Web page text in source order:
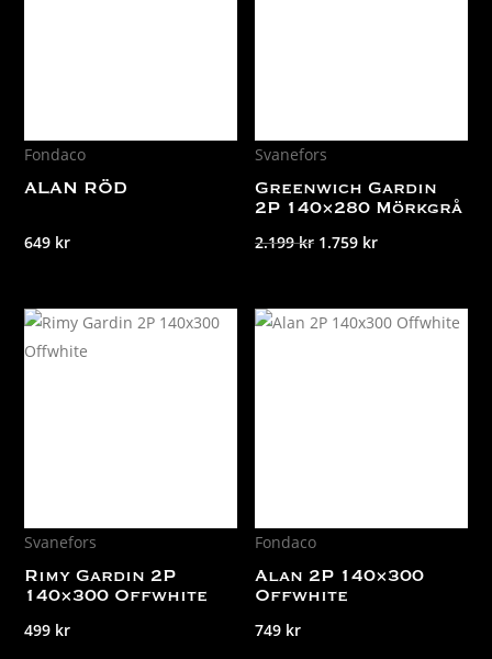
Fondaco
ALAN RÖD
649 kr
Svanefors
Greenwich Gardin
2P 140×280 Mörkgrå
2.199kr Det
var:
1.759 krDet
är:
Svanefors
Rimy Gardin 2P
140×300 Offwhite
499 kr
Fondaco
Alan 2P 140×300
Offwhite
749 kr